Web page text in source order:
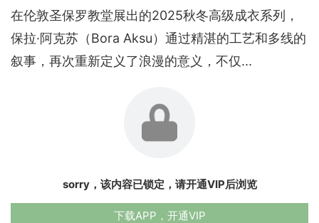
在伦敦圣保罗教堂展出的2025秋冬高级成衣系列，
保拉·阿克苏（Bora Aksu）通过精湛的工艺和多线的
叙事，再次重新定义了浪漫的意义，不仅...
sorry，该内容已锁定，请开通VIP后浏览
下载APP，开通VIP